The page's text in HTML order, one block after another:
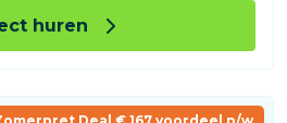
huren